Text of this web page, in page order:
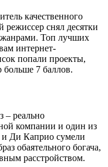
качественного
режиссер снял десятки
жанрами. Топ лучших
интернет-
попали проекты,
7 баллов.
– реально
компании и один из
Ди Каприо сумели
обаятельного богача,
расстройством.